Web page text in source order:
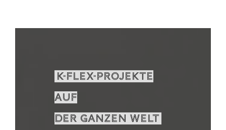
K-FLEX-PROJEKTE
AUF
DER GANZEN WELT